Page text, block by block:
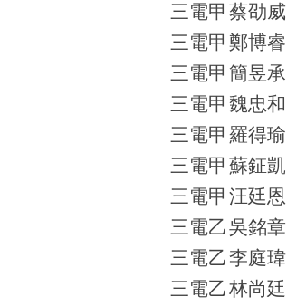
三電甲 蔡劭威
三電甲 鄭博睿
三電甲 簡昱承
三電甲 魏忠和
三電甲 羅得瑜
三電甲 蘇鉦凱
三電甲 汪廷恩
三電乙吳銘章
三電乙李庭瑋
三電乙林尚廷